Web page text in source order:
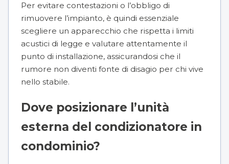
Per evitare contestazioni o l’obbligo di
rimuovere l’impianto, è quindi essenziale
scegliere un apparecchio che rispetta i limiti
acustici di legge e valutare attentamente il
punto di installazione, assicurandosi che il
rumore non diventi fonte di disagio per chi vive
nello stabile.
Dove posizionare l’unità
esterna del condizionatore in
condominio?